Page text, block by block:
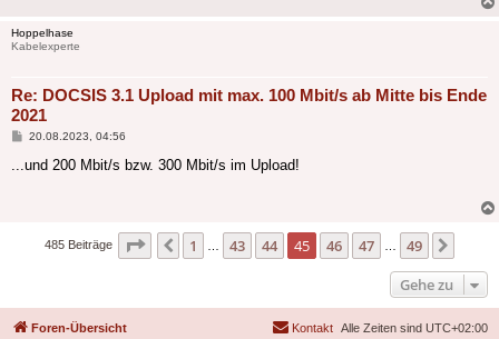
Hoppelhase
Kabelexperte
Re: DOCSIS 3.1 Upload mit max. 100 Mbit/s ab Mitte bis Ende
2021
Beitrag
20.08.2023, 04:56
...und 200 Mbit/s bzw. 300 Mbit/s im Upload!
485 Beiträge Seite 45 von49
Vorherige
1 43 44 45 46 47 49
Gehe zu
Foren-Übersicht Alle Zeiten sind UTC+02:00
Kontakt